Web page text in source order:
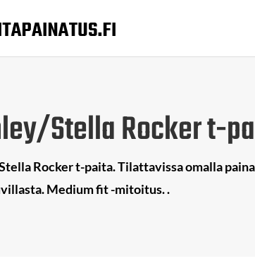
Stella Rocker t-
Rocker t-paita. Tilattavissa omalla
Medium fit -mitoitus. .